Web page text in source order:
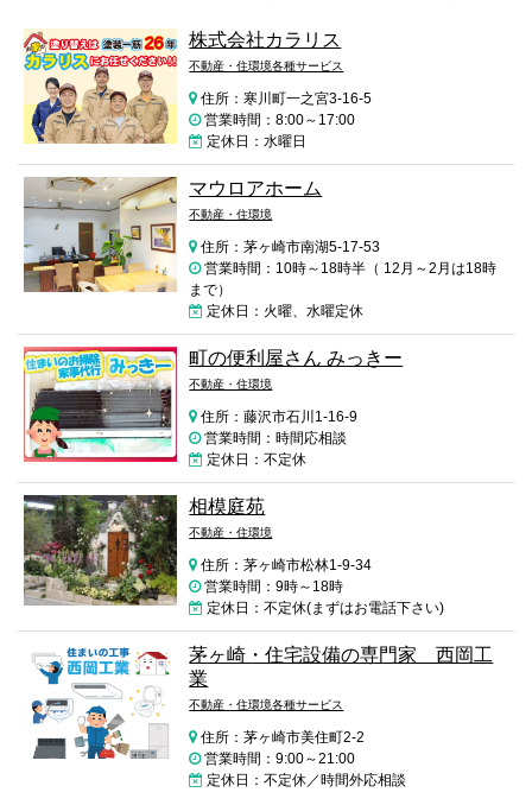
株式会社カラリス
不動産・住環境各種サービス
住所：寒川町一之宮3-16-5
営業時間：8:00～17:00
定休日：水曜日
マウロアホーム
不動産・住環境
住所：茅ヶ崎市南湖5-17-53
営業時間：10時～18時半（ 12月～2月は18時
まで）
定休日：火曜、水曜定休
町の便利屋さん みっきー
不動産・住環境
住所：藤沢市石川1-16-9
営業時間：時間応相談
定休日：不定休
相模庭苑
不動産・住環境
住所：茅ヶ崎市松林1-9-34
営業時間：9時～18時
定休日：不定休(まずはお電話下さい)
茅ヶ崎・住宅設備の専門家 西岡工
業
不動産・住環境各種サービス
住所：茅ヶ崎市美住町2-2
営業時間：9:00～21:00
定休日：不定休／時間外応相談